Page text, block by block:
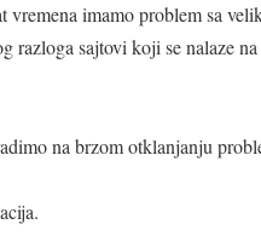
vremena imamo problem sa
razloga sajtovi koji se nalaze
na brzom otklanjanju